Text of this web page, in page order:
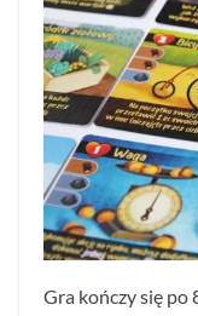
Gra kończy się po